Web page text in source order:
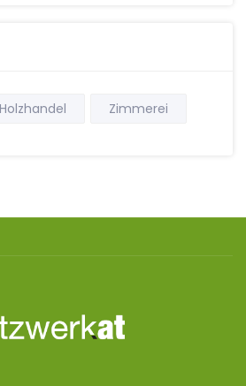
Holzhandel Zimmerei